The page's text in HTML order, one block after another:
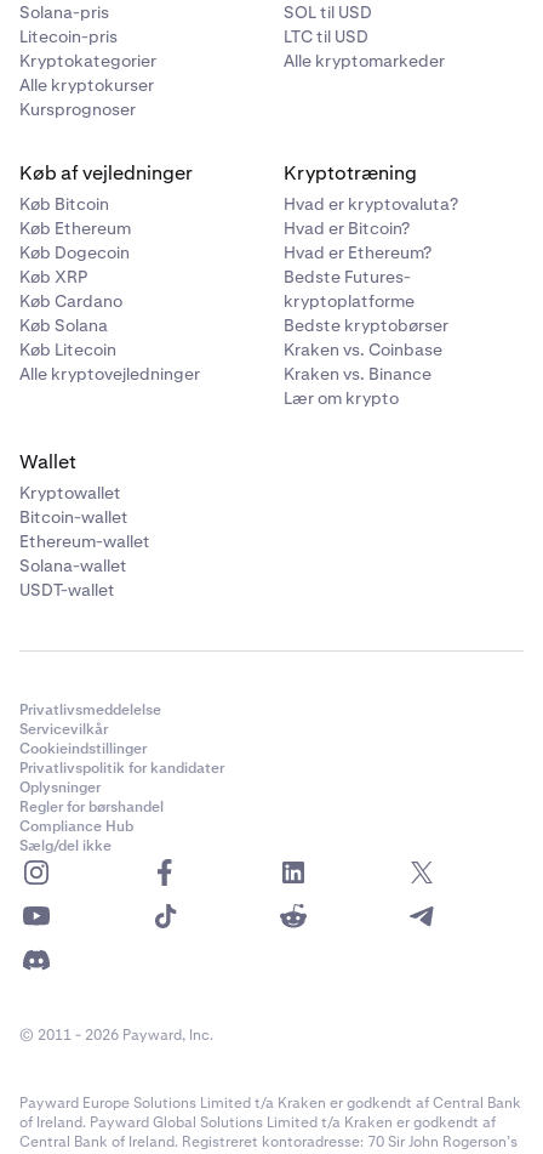
Solana-pris
Litecoin-pris
Kryptokategorier
Alle kryptokurser
Kursprognoser
SOL til USD
LTC til USD
Alle kryptomarkeder
Køb af vejledninger
Køb Bitcoin
Køb Ethereum
Køb Dogecoin
Køb XRP
Køb Cardano
Køb Solana
Køb Litecoin
Alle kryptovejledninger
Kryptotræning
Hvad er kryptovaluta?
Hvad er Bitcoin?
Hvad er Ethereum?
Bedste Futures-
kryptoplatforme
Bedste kryptobørser
Kraken vs. Coinbase
Kraken vs. Binance
Lær om krypto
Wallet
Kryptowallet
Bitcoin-wallet
Ethereum-wallet
Solana-wallet
USDT-wallet
Privatlivsmeddelelse
Servicevilkår
Cookieindstillinger
Privatlivspolitik for kandidater
Oplysninger
Regler for børshandel
Compliance Hub
Sælg/del ikke
© 2011 - 2026 Payward, Inc.
Payward Europe Solutions Limited t/a Kraken er godkendt af Central Bank
of Ireland. Payward Global Solutions Limited t/a Kraken er godkendt af
Central Bank of Ireland. Registreret kontoradresse: 70 Sir John Rogerson’s